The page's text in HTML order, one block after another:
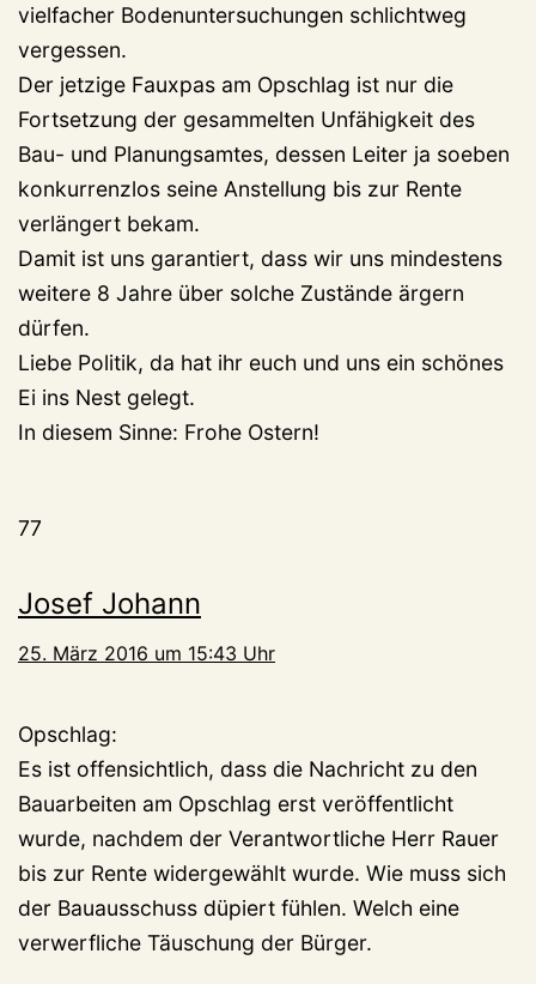
vielfacher Bodenuntersuchungen schlichtweg
vergessen.
Der jetzige Fauxpas am Opschlag ist nur die
Fortsetzung der gesammelten Unfähigkeit des
Bau- und Planungsamtes, dessen Leiter ja soeben
konkurrenzlos seine Anstellung bis zur Rente
verlängert bekam.
Damit ist uns garantiert, dass wir uns mindestens
weitere 8 Jahre über solche Zustände ärgern
dürfen.
Liebe Politik, da hat ihr euch und uns ein schönes
Ei ins Nest gelegt.
In diesem Sinne: Frohe Ostern!
77
Josef Johann
25. März 2016 um 15:43 Uhr
Opschlag:
Es ist offensichtlich, dass die Nachricht zu den
Bauarbeiten am Opschlag erst veröffentlicht
wurde, nachdem der Verantwortliche Herr Rauer
bis zur Rente widergewählt wurde. Wie muss sich
der Bauausschuss düpiert fühlen. Welch eine
verwerfliche Täuschung der Bürger.